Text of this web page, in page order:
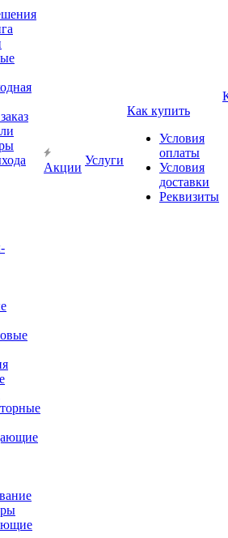
Акции
Услуги
Как купить
Условия
оплаты
Условия
доставки
Реквизиты